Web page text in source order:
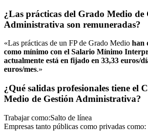
¿Las prácticas del Grado Medio de
Administrativa son remuneradas?
«Las prácticas de un FP de Grado Medio han
como mínimo con el Salario Mínimo
actualmente está en fijado en 33,33 euros/
euros/mes.»
¿Qué salidas profesionales tiene el
Medio de Gestión Administrativa?
Trabajar como:Salto de línea
Empresas tanto públicas como privadas como: